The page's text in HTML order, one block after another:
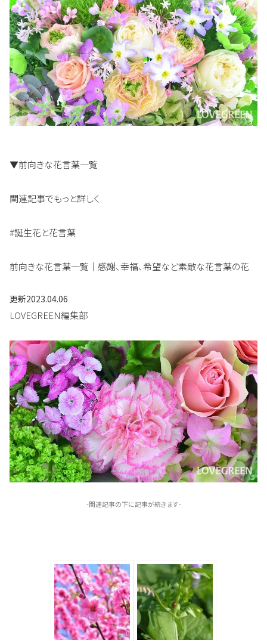
▼前向きな花言葉一覧
関連記事でもっと詳しく
#誕生花と花言葉
前向きな花言葉一覧｜感謝、幸福、希望など素敵な花言葉の花
更新2023.04.06
LOVEGREEN編集部
-関連記事の下に記事が続きます-